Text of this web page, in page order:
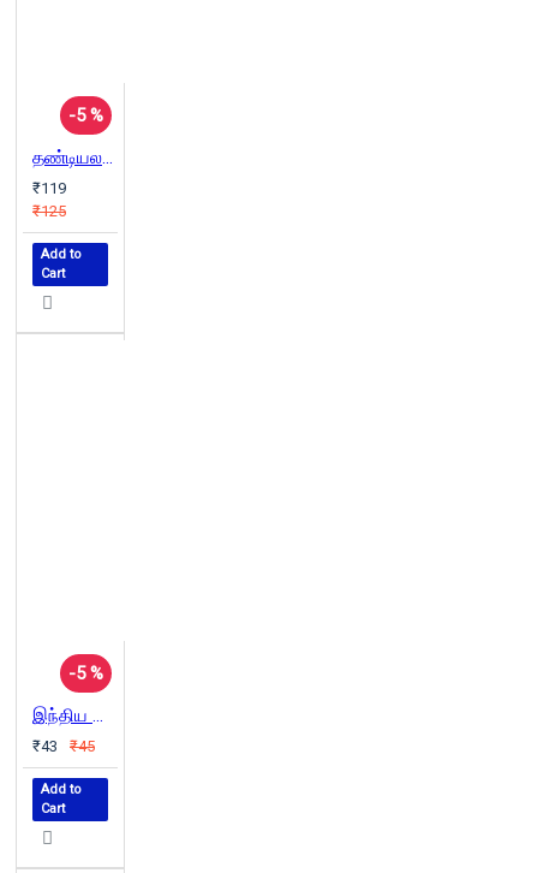
-5 %
தண்டியலங்காரம் (பி. ரா. நடராசன்)
₹119
₹125
Add to
Cart
-5 %
இந்திய ஆட்சி மொழி
₹43 ₹45
Add to
Cart